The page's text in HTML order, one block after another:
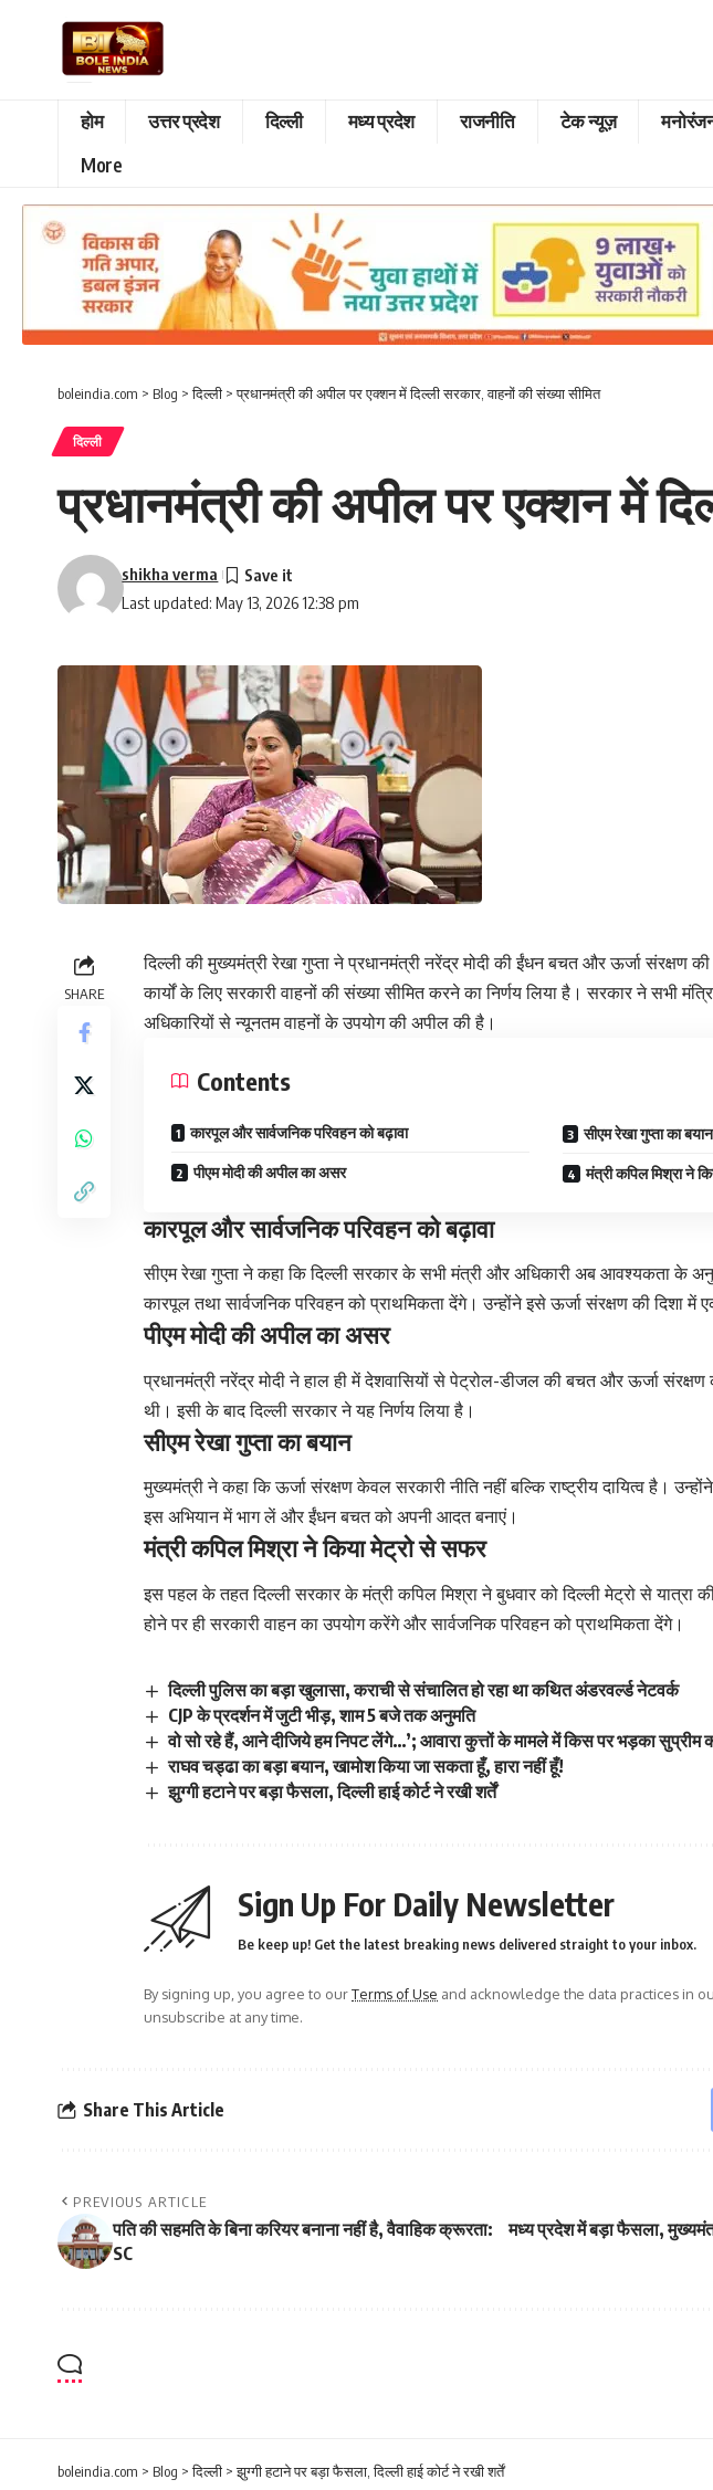
होम उत्तर प्रदेश दिल्ली मध्य प्रदेश राजनीति टेक न्यूज़
More
boleindia.com > Blog >दिल्ली >प्रधानमंत्री की अपील पर एक्शन में दिल्ली सरकार, वाहनों की संख्या सीमित
दिल्ली
प्रधानमंत्री की अपील पर एक्शन में
Last updated: May 13, 2026 12:38 pm
shikha verma
SHARE
दिल्ली की मुख्यमंत्री रेखा गुप्ता ने प्रधानमंत्री नरेंद्र मोदी की ईंधन बचत और ऊर्जा संरक्षण
कार्यों के लिए सरकारी वाहनों की संख्या सीमित करने का निर्णय लिया है। सरकार ने सभी
अधिकारियों से न्यूनतम वाहनों के उपयोग की अपील की है।
Contents
कारपूल और सार्वजनिक परिवहन को बढ़ावा
पीएम मोदी की अपील का असर
सीएम रेखा गुप्ता का बयान
मंत्री कपिल मिश्रा ने
कारपूल और सार्वजनिक परिवहन को बढ़ावा
सीएम रेखा गुप्ता ने कहा कि दिल्ली सरकार के सभी मंत्री और अधिकारी अब आवश्यकता के
कारपूल तथा सार्वजनिक परिवहन को प्राथमिकता देंगे। उन्होंने इसे ऊर्जा संरक्षण की दिशा में
पीएम मोदी की अपील का असर
प्रधानमंत्री नरेंद्र मोदी ने हाल ही में देशवासियों से पेट्रोल-डीजल की बचत और ऊर्जा
थी। इसी के बाद दिल्ली सरकार ने यह निर्णय लिया है।
सीएम रेखा गुप्ता का बयान
मुख्यमंत्री ने कहा कि ऊर्जा संरक्षण केवल सरकारी नीति नहीं बल्कि राष्ट्रीय दायित्व है।
इस अभियान में भाग लें और ईंधन बचत को अपनी आदत बनाएं।
मंत्री कपिल मिश्रा ने किया मेट्रो से सफर
इस पहल के तहत दिल्ली सरकार के मंत्री कपिल मिश्रा ने बुधवार को दिल्ली मेट्रो से
होने पर ही सरकारी वाहन का उपयोग करेंगे और सार्वजनिक परिवहन को प्राथमिकता देंगे।
दिल्ली पुलिस का बड़ा खुलासा, कराची से संचालित हो रहा था कथित अंडरवर्ल्ड नेटवर्क
CJP के प्रदर्शन में जुटी भीड़, शाम 5 बजे तक अनुमति
वो सो रहे हैं, आने दीजिये हम निपट लेंगे…’; आवारा कुत्तों के मामले में किस पर भड़का सुप्रीम
राघव चड्ढा का बड़ा बयान, खामोश किया जा सकता हूँ, हारा नहीं हूँ!
झुग्गी हटाने पर बड़ा फैसला, दिल्ली हाई कोर्ट ने रखी शर्तें
Sign Up For Daily Newsletter
Be keep up! Get the latest breaking news delivered straight to your inbox.
By signing up, you agree to ourTerms of Use and acknowledge the data practices in
unsubscribe at any time.
Share This Article
PREVIOUS ARTICLE
पति की सहमति के बिना करियर बनाना नहीं है, वैवाहिक क्रूरता:
SC
मध्य प्रदेश में बड़ा फैसला,
boleindia.com > Blog >दिल्ली >झुग्गी हटाने पर बड़ा फैसला, दिल्ली हाई कोर्ट ने रखी शर्तें